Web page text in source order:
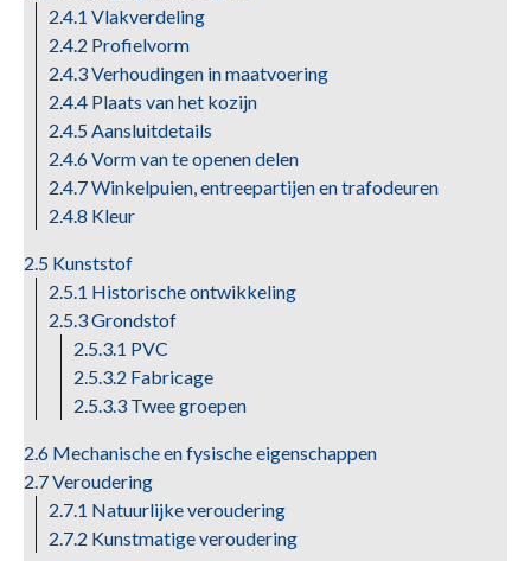
2.4.1 Vlakverdeling
2.4.2 Profielvorm
2.4.3 Verhoudingen in maatvoering
2.4.4 Plaats van het kozijn
2.4.5 Aansluitdetails
2.4.6 Vorm van te openen delen
2.4.7 Winkelpuien, entreepartijen en ­trafodeuren
2.4.8 Kleur
2.5 Kunststof
2.5.1 Historische ontwikkeling
2.5.3 Grondstof
2.5.3.1 PVC
2.5.3.2 Fabricage
2.5.3.3 Twee groepen
2.6 Mechanische en fysische eigenschappen
2.7 Veroudering
2.7.1 Natuurlijke veroudering
2.7.2 Kunstmatige veroudering